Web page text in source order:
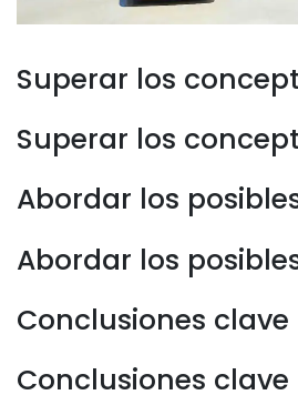
Superar los
Superar los
Abordar los
Abordar los
Conclusiones clave
Conclusiones clave